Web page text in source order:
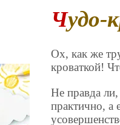
Ох, как же
кроваткой!
Не правда
практично, а